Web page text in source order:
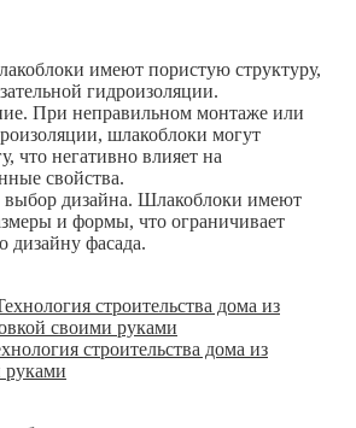
имеют пористую структуру,
гидроизоляции.
При неправильном монтаже или
шлакоблоки могут
что негативно влияет на
свойства.
дизайна. Шлакоблоки имеют
и формы, что ограничивает
дизайну фасада.
строительства дома из
своими руками
строительства дома из
руками